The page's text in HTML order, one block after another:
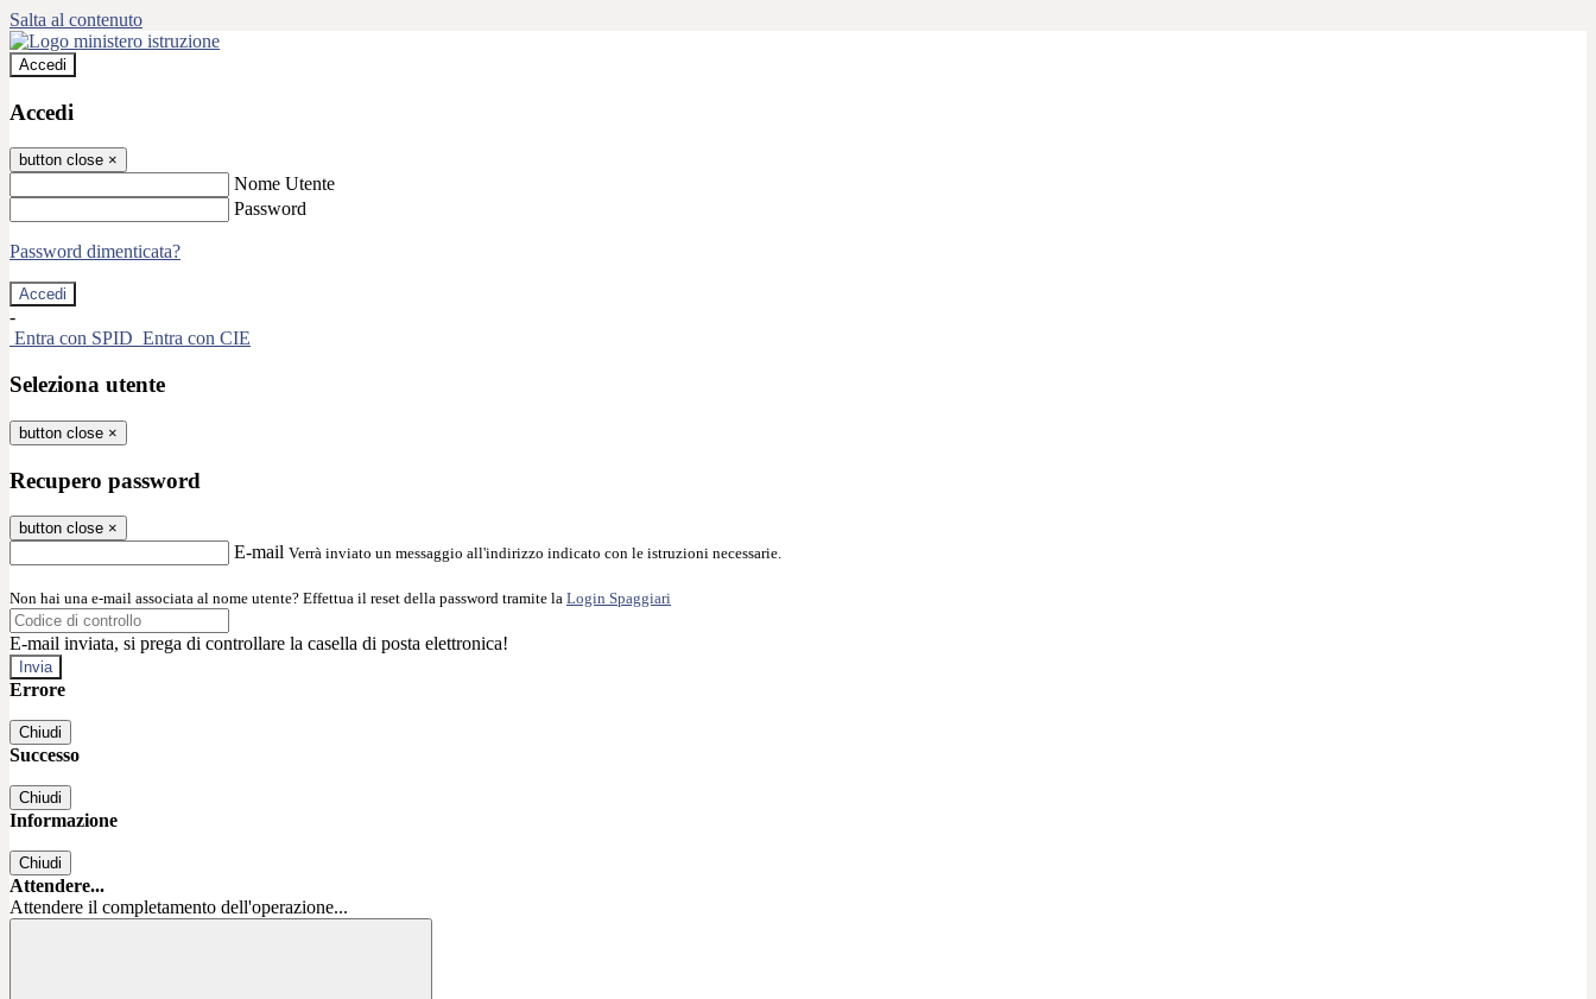
Salta al contenuto
Accedi
Accedi
button close ×
Nome Utente
Password
Password dimenticata?
-
Entra con SPID Entra con CIE
Seleziona utente
button close ×
Recupero password
button close ×
E-mail Verrà inviato un messaggio all'indirizzo indicato con le istruzioni necessarie.
Non hai una e-mail associata al nome utente? Effettua il reset della password tramite la Login Spaggiari
E-mail inviata, si prega di controllare la casella di posta elettronica!
Errore
Chiudi
Successo
Chiudi
Informazione
Chiudi
Attendere...
Attendere il completamento dell'operazione...